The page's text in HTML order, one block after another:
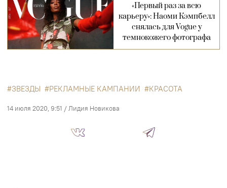
«Первый раз за всю
карьеру»: Наоми Кэмпбелл
снялась для Vogue у
темнокожего фотографа
ЗВЕЗДЫ РЕКЛАМНЫЕ КАМПАНИИ КРАСОТА
14 июля 2020, 9:51 /Лидия Новикова